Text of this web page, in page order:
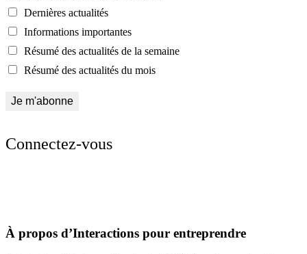
Dernières actualités
Informations importantes
Résumé des actualités de la semaine
Résumé des actualités du mois
Connectez-vous
À propos d’Interactions pour entreprendre